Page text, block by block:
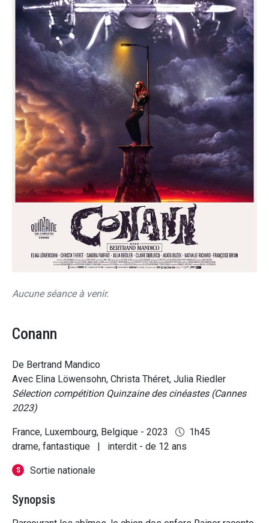
Aucune séance à venir.
Conann
De Bertrand Mandico
Avec Elina Löwensohn, Christa Théret, Julia Riedler
Sélection compétition Quinzaine des cinéastes (Cannes
2023)
France, Luxembourg, Belgique - 2023
1h45
drame, fantastique
| interdit - de 12 ans
S Sortie nationale
Synopsis